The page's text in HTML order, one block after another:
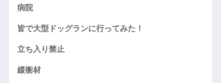
病院
皆で大型ドッグランに行ってみた！
立ち入り禁止
緩衝材